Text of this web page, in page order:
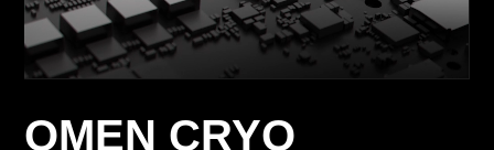
แป้นพิมพ์ในตัว
Up to Full-size, per-key RGB backlit lattice-less
keyboard with numeric keypad
OMEN CRYO